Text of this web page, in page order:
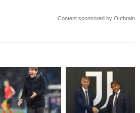
Content sponsored by Outbrain